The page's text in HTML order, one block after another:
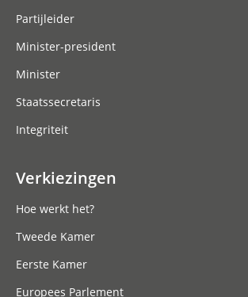
Partijleider
Minister-president
Minister
Staatssecretaris
Integriteit
Verkiezingen
Hoe werkt het?
Tweede Kamer
Eerste Kamer
Europees Parlement